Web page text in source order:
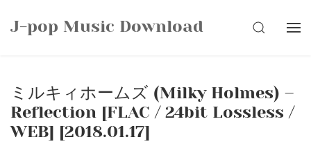
J-pop Music Download SEARCH
ミルキィホームズ (Milky Holmes) –
Reflection [FLAC / 24bit Lossless /
WEB] [2018.01.17]